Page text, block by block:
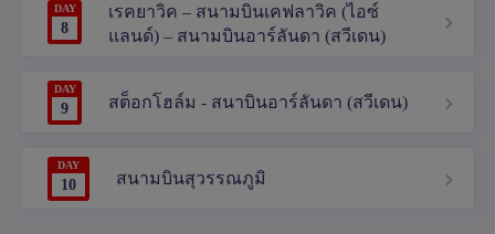
DAY
8
เรคยาวิค – สนามบินเคฟลาวิค (ไอซ์
แลนด์) – สนามบินอาร์ลันดา (สวีเดน)
DAY
9 สต็อกโฮล์ม - สนาบินอาร์ลันดา (สวีเดน)
DAY
10 สนามบินสุวรรณภูมิ